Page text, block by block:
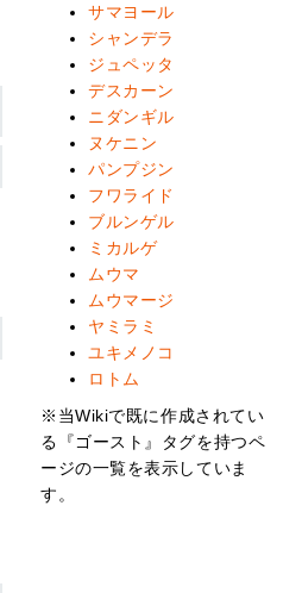
サマヨール
シャンデラ
ジュペッタ
デスカーン
ニダンギル
ヌケニン
パンプジン
フワライド
ブルンゲル
ミカルゲ
ムウマ
ムウマージ
ヤミラミ
ユキメノコ
ロトム
※当Wikiで既に作成されてい
る『ゴースト』タグを持つペ
ージの一覧を表示していま
す。